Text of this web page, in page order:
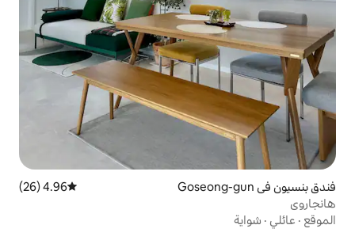
متوسط التقييم 4.96 من 5، 26 مراجعات
4.96 (26)